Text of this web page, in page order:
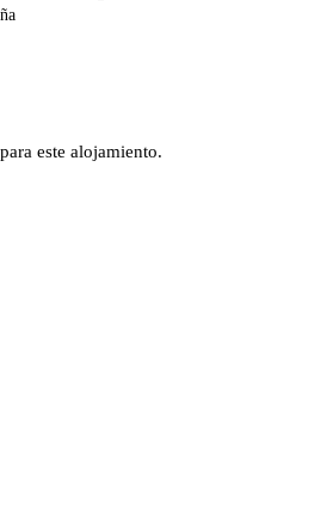
este alojamiento.